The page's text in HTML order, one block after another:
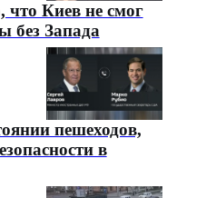
что Киев не смог
без Запада
пешеходов,
в